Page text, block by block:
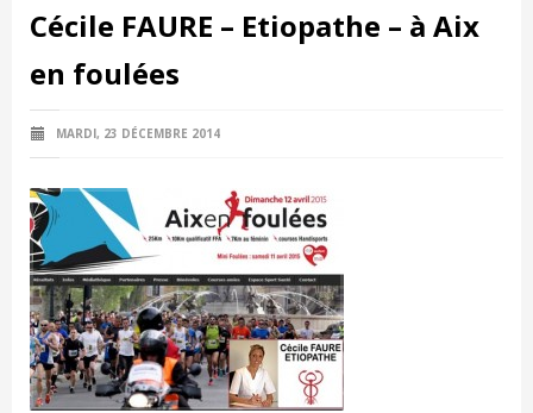
Cécile FAURE – Etiopathe – à Aix
en foulées
MARDI, 23 DÉCEMBRE 2014